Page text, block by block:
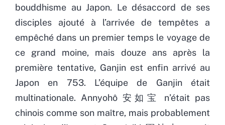
bouddhisme au Japon. Le désaccord de ses
disciples ajouté à l’arrivée de tempêtes a
empêché dans un premier temps le voyage de
ce grand moine, mais douze ans après la
première tentative, Ganjin est enfin arrivé au
Japon en 753. L’équipe de Ganjin était
multinationale. Annyohô 安如宝 n’était pas
chinois comme son maître, mais probablement